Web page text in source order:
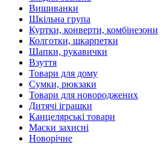
Вишиванки
Шкільна група
Куртки, конверти, комбінезони
Колготки, шкарпетки
Шапки, рукавички
Взуття
Товари для дому
Сумки, рюкзаки
Товари для новороджених
Дитячі іграшки
Канцелярські товари
Маски захисні
Новорічне